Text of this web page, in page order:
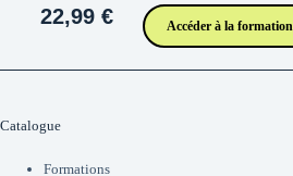
22,99 € Accéder à la formation
Catalogue
Formations